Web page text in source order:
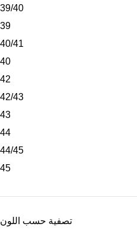
39/40
39
40/41
40
42
42/43
43
44
44/45
45
تصفية حسب اللون